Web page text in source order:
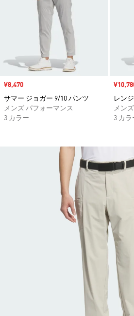
セール価格
¥8,470
サマー ジョガー 9/10 パンツ
メンズ パフォーマンス
3 カラー
セール
レン
メン
3 カラ